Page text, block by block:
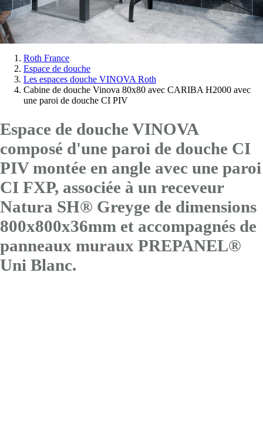
Vous
êtes
Roth France
Espace de douche
Les espaces douche VINOVA Roth
Cabine de douche Vinova 80x80 avec CARIBA H2000 avec
une paroi de douche CI PIV
Espace de douche VINOVA
composé d'une paroi de douche CI
PIV montée en angle avec une paroi
CI FXP, associée à un receveur
Natura SH® Greyge de dimensions
800x800x36mm et accompagnés de
panneaux muraux PREPANEL®
Uni Blanc.